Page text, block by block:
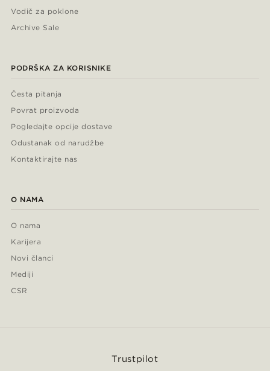
Vodič za poklone
Archive Sale
PODRŠKA ZA KORISNIKE
Česta pitanja
Povrat proizvoda
Pogledajte opcije dostave
Odustanak od narudžbe
Kontaktirajte nas
O NAMA
O nama
Karijera
Novi članci
Mediji
CSR
Trustpilot